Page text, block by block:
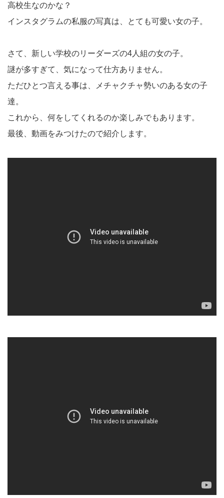
高校生なのかな？
インスタグラムの私服の写真は、とても可愛い女の子。
さて、新しい学校のリーダーズの4人組の女の子。
謎が多すぎて、気になって仕方ありません。
ただひとつ言える事は、メチャクチャ勢いのある女の子
達。
これから、何をしてくれるのか楽しみでもあります。
最後、動画をみつけたので紹介します。